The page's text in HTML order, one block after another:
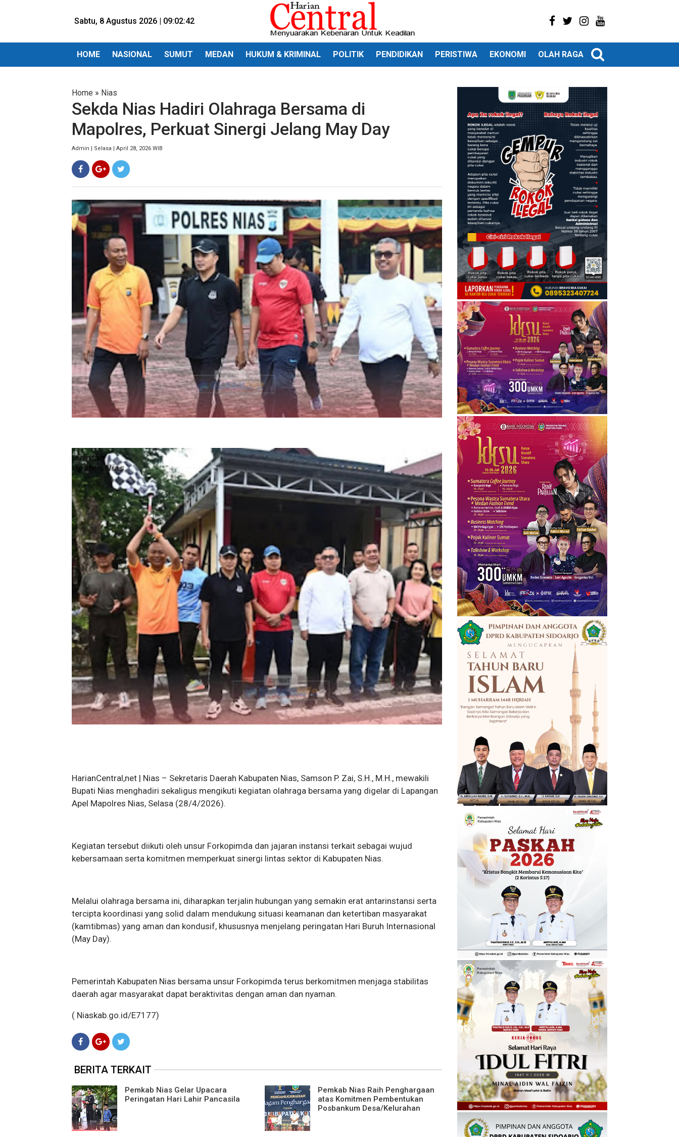
Sabtu, 8 Agustus 2026 | 09:02:44
HOME NASIONAL SUMUT MEDAN HUKUM & KRIMINAL POLITIK PENDIDIKAN PERISTIWA EKONOMI OLAH RAGA
Home » Nias
Sekda Nias Hadiri Olahraga Bersama di
Mapolres, Perkuat Sinergi Jelang May Day
Admin | Selasa | April 28, 2026 WIB
HarianCentral,net | Nias – Sekretaris Daerah Kabupaten Nias, Samson P. Zai, S.H., M.H., mewakili
Bupati Nias menghadiri sekaligus mengikuti kegiatan olahraga bersama yang digelar di Lapangan
Apel Mapolres Nias, Selasa (28/4/2026).
Kegiatan tersebut diikuti oleh unsur Forkopimda dan jajaran instansi terkait sebagai wujud
kebersamaan serta komitmen memperkuat sinergi lintas sektor di Kabupaten Nias.
Melalui olahraga bersama ini, diharapkan terjalin hubungan yang semakin erat antarinstansi serta
tercipta koordinasi yang solid dalam mendukung situasi keamanan dan ketertiban masyarakat
(kamtibmas) yang aman dan kondusif, khususnya menjelang peringatan Hari Buruh Internasional
(May Day).
Pemerintah Kabupaten Nias bersama unsur Forkopimda terus berkomitmen menjaga stabilitas
daerah agar masyarakat dapat beraktivitas dengan aman dan nyaman.
( Niaskab.go.id/E7177)
BERITA TERKAIT
Pemkab Nias Gelar Upacara
Peringatan Hari Lahir Pancasila
Pemkab Nias Raih Penghargaan
atas Komitmen Pembentukan
Posbankum Desa/Kelurahan